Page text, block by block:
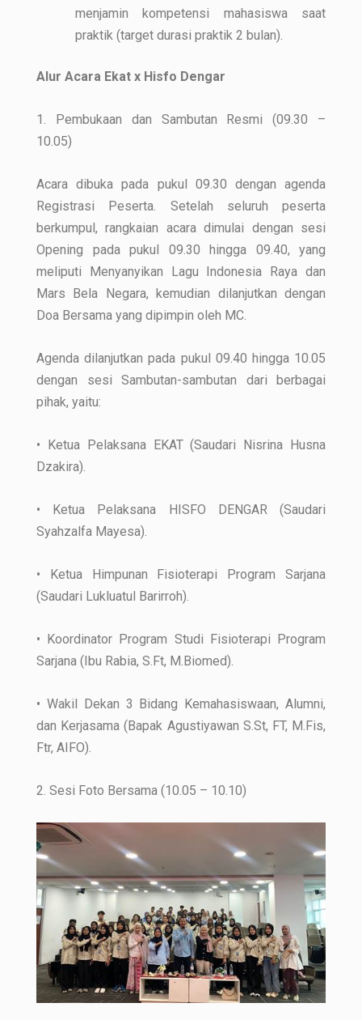
menjamin kompetensi mahasiswa saat
praktik (target durasi praktik 2 bulan).
Alur Acara Ekat x Hisfo Dengar
1. Pembukaan dan Sambutan Resmi (09.30 –
10.05)
Acara dibuka pada pukul 09.30 dengan agenda
Registrasi Peserta. Setelah seluruh peserta
berkumpul, rangkaian acara dimulai dengan sesi
Opening pada pukul 09.30 hingga 09.40, yang
meliputi Menyanyikan Lagu Indonesia Raya dan
Mars Bela Negara, kemudian dilanjutkan dengan
Doa Bersama yang dipimpin oleh MC.
Agenda dilanjutkan pada pukul 09.40 hingga 10.05
dengan sesi Sambutan-sambutan dari berbagai
pihak, yaitu:
• Ketua Pelaksana EKAT (Saudari Nisrina Husna
Dzakira).
• Ketua Pelaksana HISFO DENGAR (Saudari
Syahzalfa Mayesa).
• Ketua Himpunan Fisioterapi Program Sarjana
(Saudari Lukluatul Barirroh).
• Koordinator Program Studi Fisioterapi Program
Sarjana (Ibu Rabia, S.Ft, M.Biomed).
• Wakil Dekan 3 Bidang Kemahasiswaan, Alumni,
dan Kerjasama (Bapak Agustiyawan S.St, FT, M.Fis,
Ftr, AIFO).
2. Sesi Foto Bersama (10.05 – 10.10)